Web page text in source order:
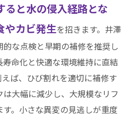
ると水の侵入経路とな
やカビ発生を招きます。井澤
な点検と早期の補修を推奨し
命化と快適な環境維持に直結
ば、ひび割れを適切に補修す
大幅に減少し、大規模なリフ
。小さな異変の見逃しが重度